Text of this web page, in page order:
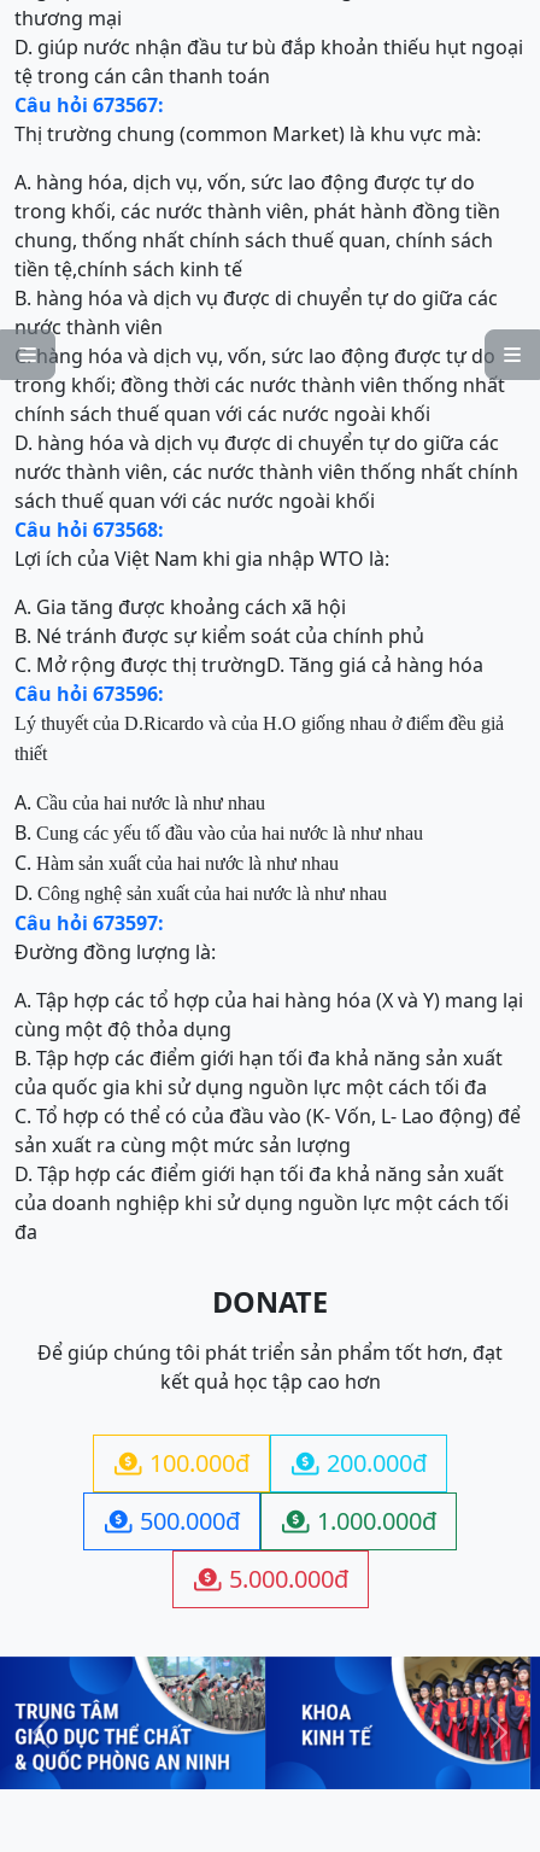


thương mại
D. giúp nước nhận đầu tư bù đắp khoản thiếu hụt ngoại
tệ trong cán cân thanh toán
Câu hỏi 673567:
Thị trường chung (common Market) là khu vực mà:
A. hàng hóa, dịch vụ, vốn, sức lao động được tự do
trong khối, các nước thành viên, phát hành đồng tiền
chung, thống nhất chính sách thuế quan, chính sách
tiền tệ,chính sách kinh tế
B. hàng hóa và dịch vụ được di chuyển tự do giữa các
nước thành viên
C. hàng hóa và dịch vụ, vốn, sức lao động được tự do
trong khối; đồng thời các nước thành viên thống nhất
chính sách thuế quan với các nước ngoài khối
D. hàng hóa và dịch vụ được di chuyển tự do giữa các
nước thành viên, các nước thành viên thống nhất chính
sách thuế quan với các nước ngoài khối
Câu hỏi 673568:
Lợi ích của Việt Nam khi gia nhập WTO là:
A. Gia tăng được khoảng cách xã hội
B. Né tránh được sự kiểm soát của chính phủ
C. Mở rộng được thị trườngD. Tăng giá cả hàng hóa
Câu hỏi 673596:
Lý thuyết của D.Ricardo và của H.O giống nhau ở điểm đều giả
thiết
A. Cầu của hai nước là như nhau
B. Cung các yếu tố đầu vào của hai nước là như nhau
C. Hàm sản xuất của hai nước là như nhau
D. Công nghệ sản xuất của hai nước là như nhau
Câu hỏi 673597:
Đường đồng lượng là:
A. Tập hợp các tổ hợp của hai hàng hóa (X và Y) mang lại
cùng một độ thỏa dụng
B. Tập hợp các điểm giới hạn tối đa khả năng sản xuất
của quốc gia khi sử dụng nguồn lực một cách tối đa
C. Tổ hợp có thể có của đầu vào (K- Vốn, L- Lao động) để
sản xuất ra cùng một mức sản lượng
D. Tập hợp các điểm giới hạn tối đa khả năng sản xuất
của doanh nghiệp khi sử dụng nguồn lực một cách tối
đa
DONATE
Để giúp chúng tôi phát triển sản phẩm tốt hơn, đạt
kết quả học tập cao hơn
 100.000đ  200.000đ
 500.000đ  1.000.000đ
 5.000.000đ
Previous Next